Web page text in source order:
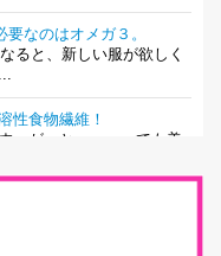
なのはオメガ３。
ると、新しい服が欲しく
性食物繊維！
。が、と〜〜〜っても美
いっちばん大事！だと私